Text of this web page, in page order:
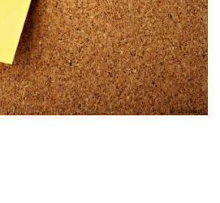
© unsplash